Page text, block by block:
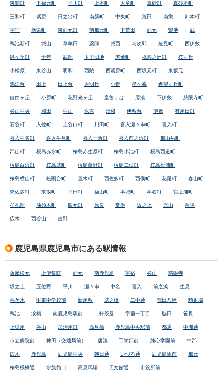
東開町 下福元町 平川町 上本町 大竜町 真砂町 真砂本町
三和町 紫原 日之出町 南新町 中央町 荒田 南栄 卸本町
宇宿 新栄町 東郡元町 南郡元町 下荒田 郡元 鴨池 武
鴨池新町 城山 草牟田 薬師 城西 与次郎 魚見町 西伊敷
緑ヶ丘町 千年 武岡 玉里団地 若葉町 祇園之洲町 桜ヶ丘
小松原 東谷山 明和 西陵 西紫原町 西坂元町 東坂元
錦江台 田上 田上台 大明丘 小野 星ヶ峯 希望ヶ丘町
自由ヶ丘 小原町 花野光ヶ丘 皇徳寺台 唐湊 下伊敷 慈眼寺町
谷山中央 和田 中山 永吉 清和 伊敷台 伊敷 有屋田町
石谷町 入佐町 上谷口町 川田町 喜入瀬々串町 喜入町
喜入中名町 喜入生見町 喜入一倉町 喜入前之浜町 郡山岳町
郡山町 桜島赤水町 桜島赤生原町 桜島小池町 桜島西道町
桜島白浜町 桜島武町 桜島藤野町 桜島二俣町 桜島松浦町
桜島横山町 松陽台町 直木町 西佐多町 西俣町 花尾町 春山町
東佐多町 東俣町 平田町 福山町 本城町 本名町 宮之浦町
牟礼岡 油須木町 四元町 原良 常盤 坂之上 光山 向陽
広木 西谷山 吉野
鹿児島県鹿児島市にある駅情報
薩摩松元 上伊集院 郡元 南鹿児島 宇宿 谷山 慈眼寺
坂之上 五位野 平川 瀬々串 中名 喜入 前之浜 生見
竜ケ水 甲東中学校前 新屋敷 武之橋 二中通 荒田八幡 騎射場
鴨池 涙橋 南鹿児島駅前 二軒茶屋 宇宿一丁目 脇田 笹貫
上塩屋 谷山 加治屋町 高見橋 鹿児島中央駅前 都通 中洲通
市立病院前 神田（交通局前） 唐湊 工学部前 純心学園前 中郡
広木 鹿児島 鹿児島中央 朝日通 いづろ通 鹿児島駅前 郡元
桜島桟橋通 水族館口 高見馬場 天文館通 市役所前